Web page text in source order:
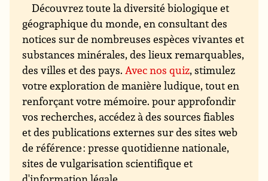
Découvrez toute la diversité biologique et
géographique du monde, en consultant des
notices sur de nombreuses espèces vivantes et
substances minérales, des lieux remarquables,
des villes et des pays.Avec nos quiz, stimulez
votre exploration de manière ludique, tout en
renforçant votre mémoire. pour approfondir
vos recherches, accédez à des sources fiables
et des publications externes sur des sites web
de référence : presse quotidienne nationale,
sites de vulgarisation scientifique et